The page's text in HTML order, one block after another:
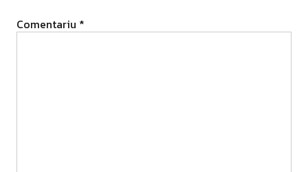
Comentariu *